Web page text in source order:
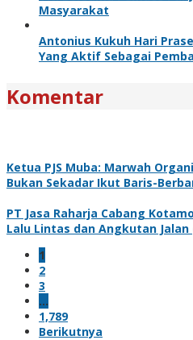
Masyarakat
Antonius Kukuh Hari
Yang Aktif Sebagai
Komentar
Ketua PJS Muba: Marwah
Bukan Sekadar Ikut Baris-
PT Jasa Raharja Cabang
Lalu Lintas dan Angkutan Jalan
1
2
3
…
1,789
Berikutnya